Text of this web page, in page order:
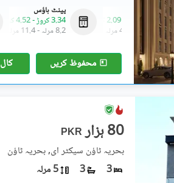
پینٹ ہاؤس
3.34 کروڑ
-4.52 کروڑ
8.2 مرلہ
-11.4 مرلہ
فلیٹ
69.87 لاکھ
2.09 کروڑ
1.8 مرلہ
4.4 مرلہ
محفوظ کریں کال
PKR 80 ہزار
بحریہ ٹاؤن سیکٹر ای, بحریہ ٹاؤن
3
3 5 مرلہ